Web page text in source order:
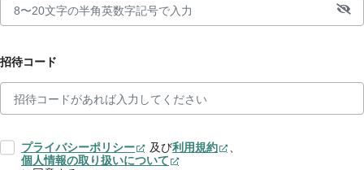
招待コード
プライバシーポリシー 及び利用規約
、
個人情報の取り扱いについて